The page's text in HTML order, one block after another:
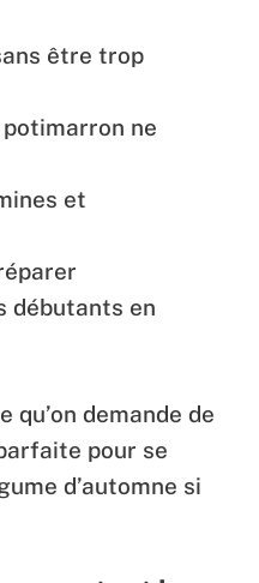
être trop
potimarron ne
et
débutants en
qu’on demande de
pour se
d’automne si